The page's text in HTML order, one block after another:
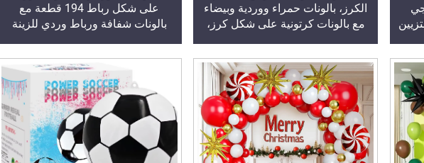
الكرز، بالونات حمراء ووردية وبيضاء
مع بالونات كرتونية على شكل كرز،
على شكل رباط 194 قطعة مع
بالونات شفافة ورباط وردي للزينة